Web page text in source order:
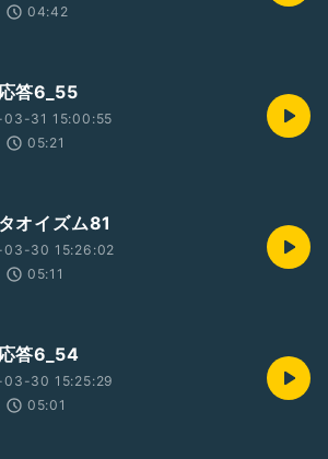
04:42
答6_55
31 15:00:55
05:21
オイズム81
03-30 15:26:02
05:11
答6_54
30 15:25:29
05:01